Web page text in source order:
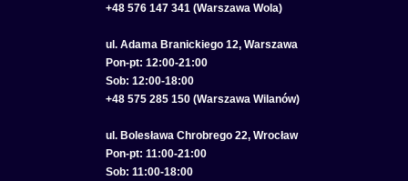
+48 576 147 341 (Warszawa Wola)
ul. Adama Branickiego 12, Warszawa
Pon-pt: 12:00-21:00
Sob: 12:00-18:00
+48 575 285 150 (Warszawa Wilanów)
ul. Bolesława Chrobrego 22, Wrocław
Pon-pt: 11:00-21:00
Sob: 11:00-18:00